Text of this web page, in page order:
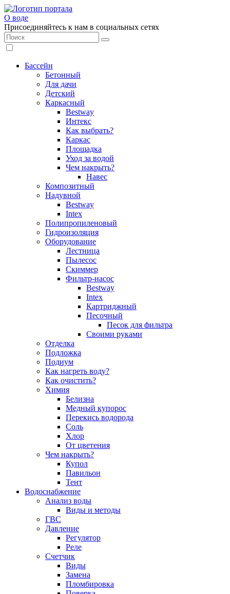
О воде
Присоединяйтесь к нам в социальных сетях
Бассейн
Бетонный
Для дачи
Детский
Каркасный
Bestway
Интекс
Как выбрать?
Каркас
Площадка
Уход за водой
Чем накрыть?
Навес
Композитный
Надувной
Bestway
Intex
Полипропиленовый
Гидроизоляция
Оборудование
Лестница
Пылесос
Скиммер
Фильтр-насос
Bestway
Intex
Картриджный
Песочный
Песок для фильтра
Своими руками
Отделка
Подложка
Подиум
Как нагреть воду?
Как очистить?
Химия
Белизна
Медный купорос
Перекись водорода
Соль
Хлор
От цветения
Чем накрыть?
Купол
Павильон
Тент
Водоснабжение
Анализ воды
Виды и методы
ГВС
Давление
Регулятор
Реле
Счетчик
Виды
Замена
Пломбировка